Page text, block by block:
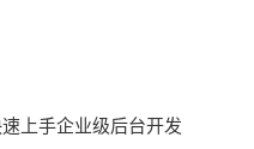
上手企业级后台开发